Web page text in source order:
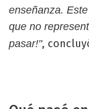
enseñanza.
que no
pasar!",